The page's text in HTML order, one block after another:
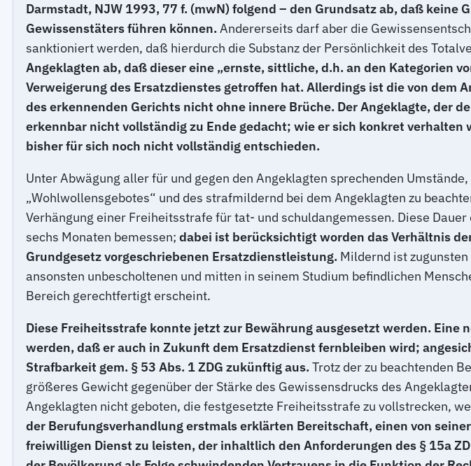
Darmstadt, NJW 1993, 77 f. (mwN) folgend – den Grundsatz ab, daß
Gewissenstäters führen können. Andererseits darf aber die
sanktioniert werden, daß hierdurch die Substanz der Persönlichkeit des
Angeklagten ab, daß dieser eine „ernste, sittliche, d.h. an den Kategorien
Verweigerung des Ersatzdienstes getroffen hat. Allerdings ist die von dem
des erkennenden Gerichts nicht ohne innere Brüche. Der Angeklagte, der
erkennbar nicht vollständig zu Ende gedacht; wie er sich konkret
bisher für sich noch nicht vollständig entschieden.
Unter Abwägung aller für und gegen den Angeklagten sprechenden
„Wohlwollensgebotes“ und des strafmildernd bei dem Angeklagten zu
Verhängung einer Freiheitsstrafe für tat- und schuldangemessen. Diese
sechs Monaten bemessen; dabei ist berücksichtigt worden das Verhältnis
Grundgesetz vorgeschriebenen Ersatzdienstleistung. Mildernd ist
ansonsten unbescholtenen und mitten in seinem Studium befindlichen
Bereich gerechtfertigt erscheint.
Diese Freiheitsstrafe konnte jetzt zur Bewährung ausgesetzt werden.
werden, daß er auch in Zukunft dem Ersatzdienst fernbleiben wird;
Strafbarkeit gem. § 53 Abs. 1 ZDG zukünftig aus. Trotz der zu beachtenden
größeres Gewicht gegenüber der Stärke des Gewissensdrucks des
Angeklagten nicht geboten, die festgesetzte Freiheitsstrafe zu vollstrecken,
der Berufungsverhandlung erstmals erklärten Bereitschaft, einen von
freiwilligen Dienst zu leisten, der inhaltlich den Anforderungen des § 15a